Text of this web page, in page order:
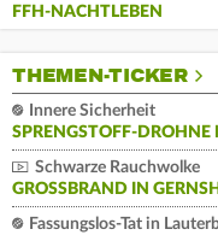
FFH-NACHTLEBEN
THEMEN-TICKER
Innere Sicherheit
SPRENGSTOFF-DROHNE
Schwarze Rauchwolke
GROSSBRAND IN
Fassungslos-Tat in